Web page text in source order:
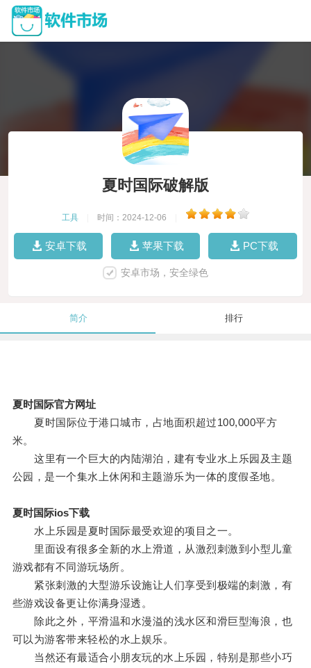
夏时国际破解版
工具 时间：2024-12-06
安卓下载 苹果下载 PC下载
安卓市场，安全绿色
简介 排行
夏时国际官方网址
夏时国际位于港口城市，占地面积超过100,000平方
米。
这里有一个巨大的内陆湖泊，建有专业水上乐园及主题
公园，是一个集水上休闲和主题游乐为一体的度假圣地。
夏时国际ios下载
水上乐园是夏时国际最受欢迎的项目之一。
里面设有很多全新的水上滑道，从激烈刺激到小型儿童
游戏都有不同游玩场所。
紧张刺激的大型游乐设施让人们享受到极端的刺激，有
些游戏设备更让你满身湿透。
除此之外，平滑温和水漫溢的浅水区和滑巨型海浪，也
可以为游客带来轻松的水上娱乐。
当然还有最适合小朋友玩的水上乐园，特别是那些小巧